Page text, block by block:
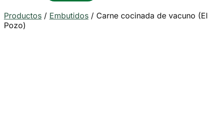
Productos / Embutidos / Carne cocinada de vacuno (El
Pozo)